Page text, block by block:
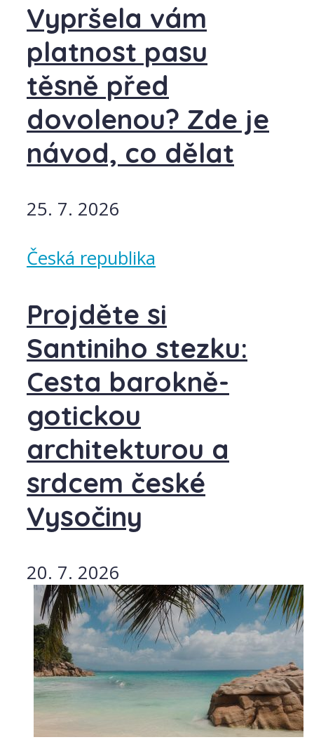
Vypršela vám
platnost pasu
těsně před
dovolenou? Zde je
návod, co dělat
25. 7. 2026
Česká republika
Projděte si
Santiniho stezku:
Cesta barokně-
gotickou
architekturou a
srdcem české
Vysočiny
20. 7. 2026